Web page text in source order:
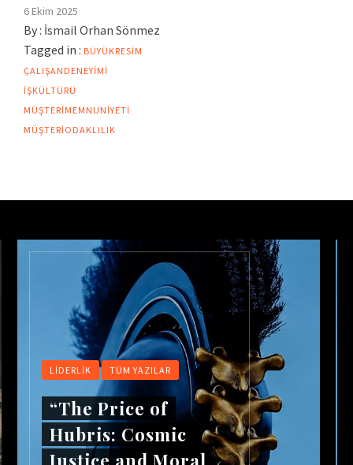
6 Ekim 2025
By : İsmail Orhan Sönmez
Tagged in : BÜYÜKRESIM
ÇALIŞANDENEYIMI
IŞKÜLTÜRÜ
MÜŞTERIMEMNUNIYETI
MÜŞTERIODAKLILIK
LIDERLIK TÜM YAZILAR
“The Price of
Hubris: Cosmic